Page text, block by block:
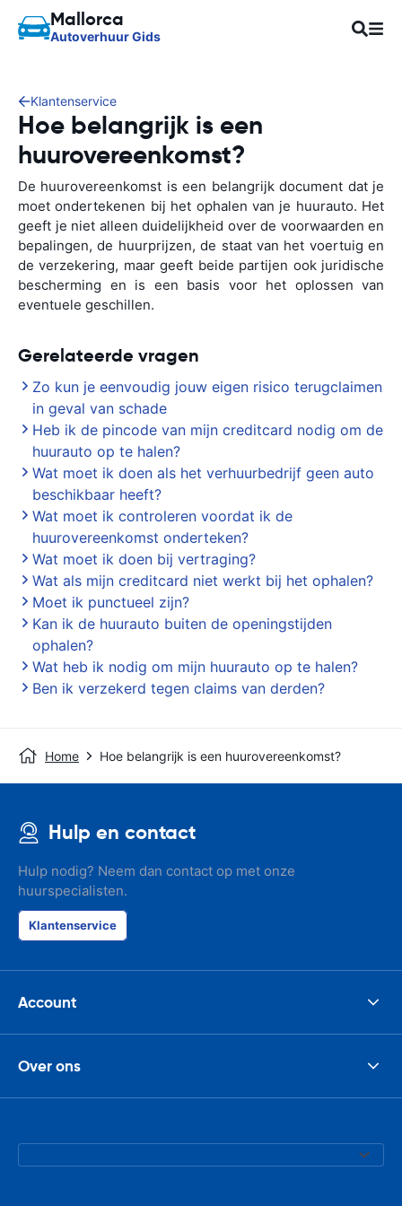
Mallorca
Autoverhuur Gids
Klantenservice
Hoe belangrijk is een
huurovereenkomst?
De huurovereenkomst is een belangrijk document dat je
moet ondertekenen bij het ophalen van je huurauto. Het
geeft je niet alleen duidelijkheid over de voorwaarden en
bepalingen, de huurprijzen, de staat van het voertuig en
de verzekering, maar geeft beide partijen ook juridische
bescherming en is een basis voor het oplossen van
eventuele geschillen.
Gerelateerde vragen
Zo kun je eenvoudig jouw eigen risico terugclaimen
in geval van schade
Heb ik de pincode van mijn creditcard nodig om de
huurauto op te halen?
Wat moet ik doen als het verhuurbedrijf geen auto
beschikbaar heeft?
Wat moet ik controleren voordat ik de
huurovereenkomst onderteken?
Wat moet ik doen bij vertraging?
Wat als mijn creditcard niet werkt bij het ophalen?
Moet ik punctueel zijn?
Kan ik de huurauto buiten de openingstijden
ophalen?
Wat heb ik nodig om mijn huurauto op te halen?
Ben ik verzekerd tegen claims van derden?
Home Hoe belangrijk is een huurovereenkomst?
Hulp en contact
Hulp nodig? Neem dan contact op met onze
huurspecialisten.
Klantenservice
Account
Over ons